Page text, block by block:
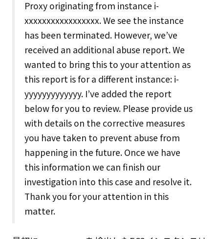
Proxy originating from instance i-
xxxxxxxxxxxxxxxxx. We see the instance
has been terminated. However, we’ve
received an additional abuse report. We
wanted to bring this to your attention as
this report is for a different instance: i-
yyyyyyyyyyyyy. I’ve added the report
below for you to review. Please provide us
with details on the corrective measures
you have taken to prevent abuse from
happening in the future. Once we have
this information we can finish our
investigation into this case and resolve it.
Thank you for your attention in this
matter.